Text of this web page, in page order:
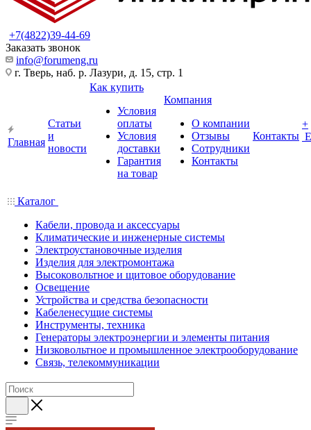
+7(4822)39-44-69
Заказать звонок
info@forumeng.ru
г. Тверь, наб. р. Лазури, д. 15, стр. 1
Главная
Статьи
и
новости
Как купить
Условия
оплаты
Условия
доставки
Гарантия
на товар
Компания
О компании
Отзывы
Сотрудники
Контакты
Контакты
+
Каталог
Кабели, провода и аксессуары
Климатические и инженерные системы
Электроустановочные изделия
Изделия для электромонтажа
Высоковольтное и щитовое оборудование
Освещение
Устройства и средства безопасности
Кабеленесущие системы
Инструменты, техника
Генераторы электроэнергии и элементы питания
Низковольтное и промышленное электрооборудование
Связь, телекоммуникации